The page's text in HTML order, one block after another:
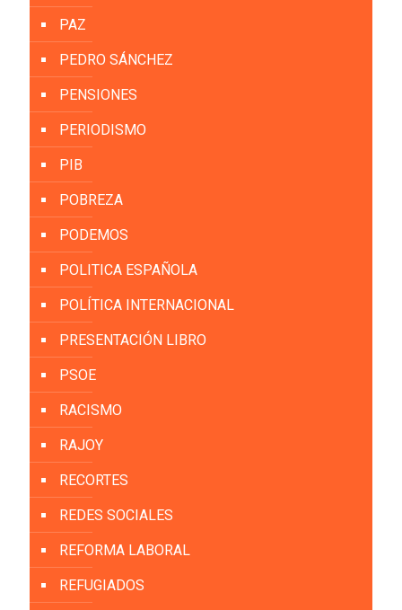
PAZ
PEDRO SÁNCHEZ
PENSIONES
PERIODISMO
PIB
POBREZA
PODEMOS
POLITICA ESPAÑOLA
POLÍTICA INTERNACIONAL
PRESENTACIÓN LIBRO
PSOE
RACISMO
RAJOY
RECORTES
REDES SOCIALES
REFORMA LABORAL
REFUGIADOS